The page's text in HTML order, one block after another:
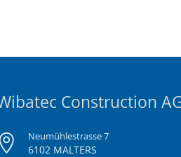
Construction
Neumühlestrasse 7
6102 MALTERS